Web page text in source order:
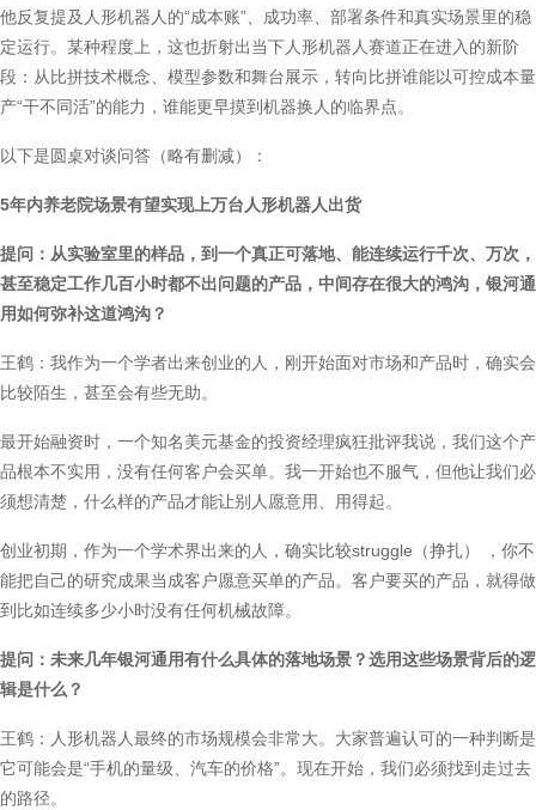
他反复提及人形机器人的“成本账”、成功率、部署条件和真实场景里的稳
定运行。某种程度上，这也折射出当下人形机器人赛道正在进入的新阶
段：从比拼技术概念、模型参数和舞台展示，转向比拼谁能以可控成本量
产“干不同活”的能力，谁能更早摸到机器换人的临界点。
以下是圆桌对谈问答（略有删减）：
5年内养老院场景有望实现上万台人形机器人出货
提问：从实验室里的样品，到一个真正可落地、能连续运行千次、万次，
甚至稳定工作几百小时都不出问题的产品，中间存在很大的鸿沟，银河通
用如何弥补这道鸿沟？
王鹤：我作为一个学者出来创业的人，刚开始面对市场和产品时，确实会
比较陌生，甚至会有些无助。
最开始融资时，一个知名美元基金的投资经理疯狂批评我说，我们这个产
品根本不实用，没有任何客户会买单。我一开始也不服气，但他让我们必
须想清楚，什么样的产品才能让别人愿意用、用得起。
创业初期，作为一个学术界出来的人，确实比较struggle（挣扎） ，你不
能把自己的研究成果当成客户愿意买单的产品。客户要买的产品，就得做
到比如连续多少小时没有任何机械故障。
提问：未来几年银河通用有什么具体的落地场景？选用这些场景背后的逻
辑是什么？
王鹤：人形机器人最终的市场规模会非常大。大家普遍认可的一种判断是
它可能会是“手机的量级、汽车的价格”。现在开始，我们必须找到走过去
的路径。